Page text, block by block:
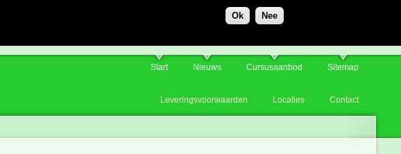
Ok Nee
Start Nieuws Cursusaanbod Sitemap
Leveringsvoorwaarden Locaties Contact